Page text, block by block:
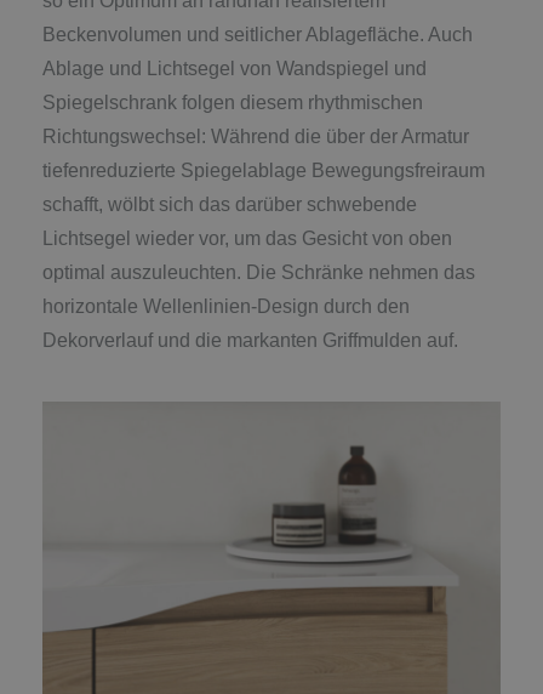
Beckenvolumen und seitlicher Ablagefläche. Auch
Ablage und Lichtsegel von Wandspiegel und
Spiegelschrank folgen diesem rhythmischen
Richtungswechsel: Während die über der Armatur
tiefenreduzierte Spiegelablage Bewegungsfreiraum
schafft, wölbt sich das darüber schwebende
Lichtsegel wieder vor, um das Gesicht von oben
optimal auszuleuchten. Die Schränke nehmen das
horizontale Wellenlinien-Design durch den
Dekorverlauf und die markanten Griffmulden auf.